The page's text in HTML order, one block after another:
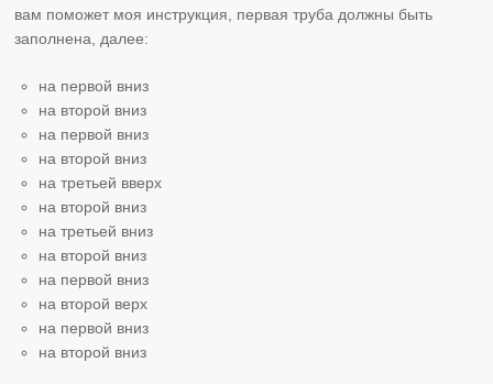
вам поможет моя инструкция, первая труба должны быть
заполнена, далее:
на первой вниз
на второй вниз
на первой вниз
на второй вниз
на третьей вверх
на второй вниз
на третьей вниз
на второй вниз
на первой вниз
на второй верх
на первой вниз
на второй вниз